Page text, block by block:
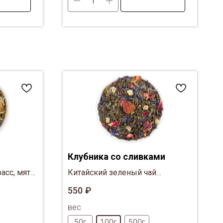
мята,
Клубника со сливками
Китайский зеленый чай
чай Зелёные спирали, клубника,
ваниль, лепестки красной розы
550 ₽
вес